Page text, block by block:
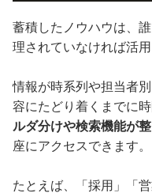
蓄積したノウハウは、
理されていなければ活用
情報が時系列や担当者
容にたどり着くまでに時
ルダ分けや検索機能が
座にアクセスできます。
たとえば、「採用」「